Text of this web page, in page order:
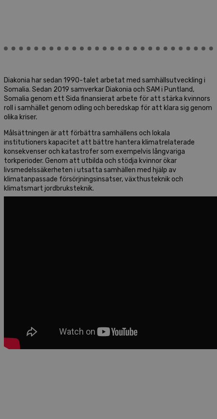
Diakonia har sedan 1990-talet arbetat med samhällsutveckling i
Somalia. Sedan 2019 samverkar Diakonia och SAM i Puntland,
Somalia genom ett Sida finansierat arbete för att stärka kvinnors
roll i samhället genom odling och beredskap för att klara sig genom
olika kriser.
Målsättningen är att förbättra samhällens och lokala
institutioners kapacitet att bättre hantera klimatrelaterade
konsekvenser och katastrofer som exempelvis långvariga
torkperioder. Genom att utbilda och stödja kvinnor ökar
livsmedelssäkerheten i utsatta samhällen med hjälp av
klimatanpassade försörjningsinsatser, växthusteknik och
klimatsmart jordbruksteknik.